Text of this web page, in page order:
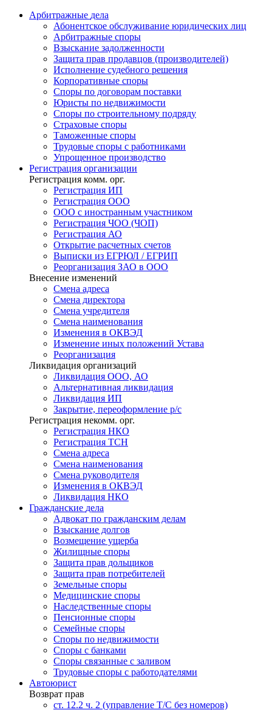
Арбитражные дела
Абонентское обслуживание юридических лиц
Арбитражные споры
Взыскание задолженности
Защита прав продавцов (производителей)
Исполнение судебного решения
Корпоративные споры
Споры по договорам поставки
Юристы по недвижимости
Споры по строительному подряду
Страховые споры
Таможенные споры
Трудовые споры с работниками
Упрощенное производство
Регистрация организации
Регистрация комм. орг.
Регистрация ИП
Регистрация ООО
ООО с иностранным участником
Регистрация ЧОО (ЧОП)
Регистрация АО
Открытие расчетных счетов
Выписки из ЕГРЮЛ / ЕГРИП
Реорганизация ЗАО в ООО
Внесение изменений
Смена адреса
Смена директора
Cмена учредителя
Смена наименования
Изменения в ОКВЭД
Изменение иных положений Устава
Реорганизация
Ликвидация организаций
Ликвидация ООО, АО
Альтернативная ликвидация
Ликвидация ИП
Закрытие, переоформление р/с
Регистрация некомм. орг.
Регистрация НКО
Регистрация ТСН
Смена адреса
Смена наименования
Смена руководителя
Изменения в ОКВЭД
Ликвидация НКО
Гражданские дела
Адвокат по гражданским делам
Взыскание долгов
Возмещение ущерба
Жилищные споры
Защита прав дольщиков
Защита прав потребителей
Земельные споры
Медицинские споры
Наследственные споры
Пенсионные споры
Семейные споры
Cпоры по недвижимости
Споры с банками
Споры связанные с заливом
Трудовые споры с работодателями
Автоюрист
Возврат прав
ст. 12.2 ч. 2 (управление Т/С без номеров)